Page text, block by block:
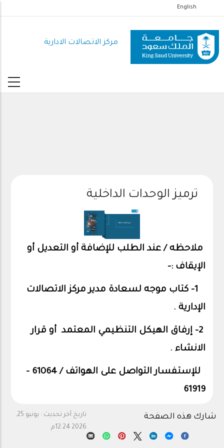
إلى
المحتوى
الرئيسي
English
مركز الاتصالات الادارية
ترميز الوحدات الداخلية
ملاحظه / عند الطلب للإضافة أو التعديل أو
الإيقاف :-
1- كتاب موجه لسعادة مدير مركز الاتصالات
الإدارية .
2- إرفاق الهيكل التنظيمي المعتمد أو قرار
الانشاء .
للإستفسار التواصل على الهواتف / 61064 -
61919
تاريخ آخر تحديث :
يونيو 25,
2026 12:24م
شارك هذه الصفحة